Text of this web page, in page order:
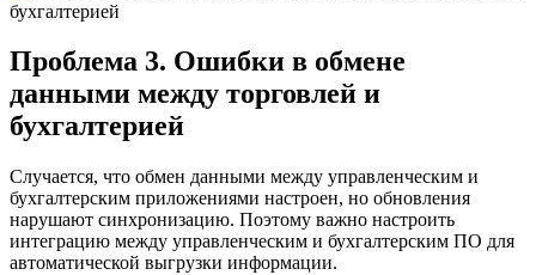
Проблема 3. Ошибки в обмене
данными между торговлей и
бухгалтерией
Случается, что обмен данными между управленческим и
бухгалтерским приложениями настроен, но обновления
нарушают синхронизацию. Поэтому важно настроить
интеграцию между управленческим и бухгалтерским ПО для
автоматической выгрузки информации.